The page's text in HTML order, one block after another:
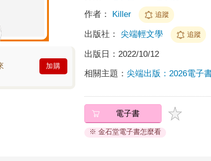
加購
作者： Killer 追蹤
出版社： 尖端輕文學 追蹤
出版日： 2022/10/12
相關主題： 尖端出版：2026電子
電子書
※ 金石堂電子書怎麼看